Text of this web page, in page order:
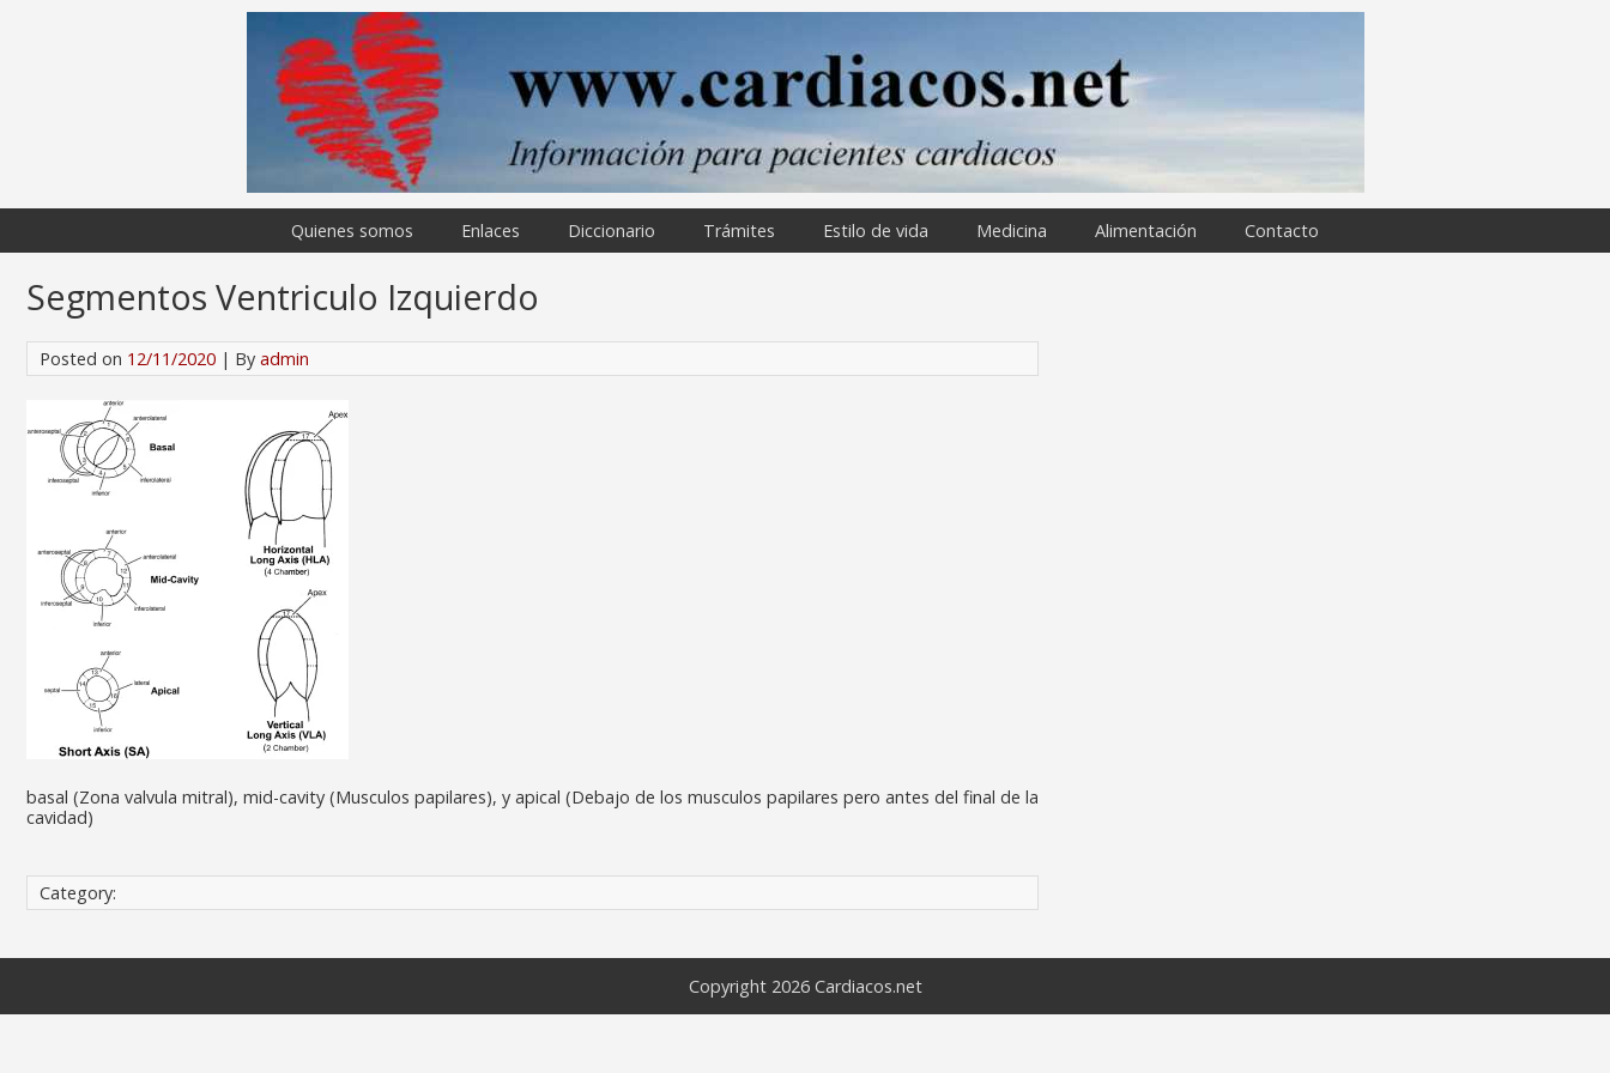
Quienes somos Enlaces Diccionario Trámites Estilo de vida Medicina Alimentación Contacto
Segmentos Ventriculo Izquierdo
Posted on 12/11/2020 | By admin
basal (Zona valvula mitral), mid-cavity (Musculos papilares), y apical (Debajo de los musculos papilares pero antes del final de la
cavidad)
Category:
Copyright 2026 Cardiacos.net